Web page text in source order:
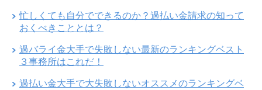
忙しくても自分でできるのか？過払い金請求の知って
おくべきこととは？
過バライ金大手で失敗しない最新のランキングベスト
３事務所はこれだ！
過払い金大手で大失敗しないオススメのランキングベ